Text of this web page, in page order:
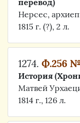
перевод)
Нерсес,
1815 г. (?), 2 л.
1274. Ф.256
История
Матвей
1814 г., 126 л.